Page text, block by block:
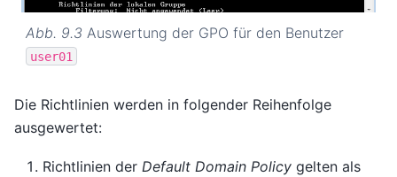
Abb. 9.3 Auswertung der GPO für den Benutzer
user01
Die Richtlinien werden in folgender Reihenfolge
ausgewertet:
Richtlinien der Default Domain Policy gelten als